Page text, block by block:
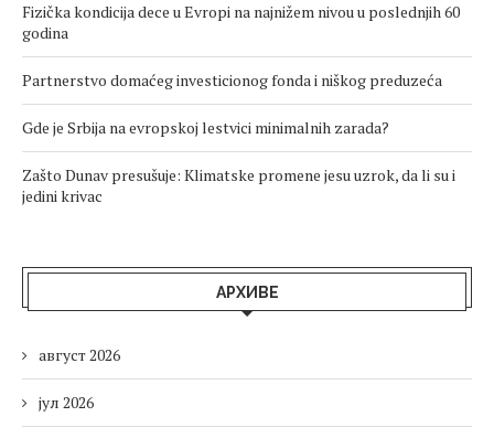
Fizička kondicija dece u Evropi na najnižem nivou u poslednjih 60
godina
Partnerstvo domaćeg investicionog fonda i niškog preduzeća
Gde je Srbija na evropskoj lestvici minimalnih zarada?
Zašto Dunav presušuje: Klimatske promene jesu uzrok, da li su i
jedini krivac
АРХИВЕ
август 2026
јул 2026